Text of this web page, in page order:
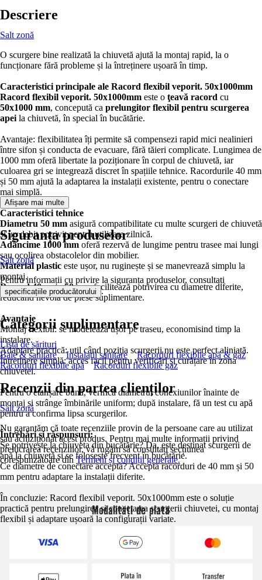
Descriere
Salt zonă
O scurgere bine realizată la chiuvetă ajută la montaj rapid, la o
funcționare fără probleme și la întreținere ușoară în timp.
Caracteristici principale ale Racord flexibil veporit. 50x1000mm
Racord flexibil veporit. 50x1000mm este o ţeavă racord cu
50x1000 mm, concepută ca prelungitor flexibil pentru scurgerea
apei la chiuvetă, în special în bucătărie.
Avantaje: flexibilitatea îți permite să compensezi rapid mici nealinieri
între sifon și conducta de evacuare, fără tăieri complicate. Lungimea de
1000 mm oferă libertate la poziționare în corpul de chiuvetă, iar
culoarea gri se integrează discret în spațiile tehnice. Racordurile 40 mm
și 50 mm ajută la adaptarea la instalații existente, pentru o conectare
mai simplă.
Caracteristici tehnice
Diametru 50 mm asigură compatibilitate cu multe scurgeri de chiuvetă
și un debit potrivit pentru utilizare zilnică.
Adâncime 1000 mm oferă rezervă de lungime pentru trasee mai lungi
sau ocolirea obstacolelor din mobilier.
Material plastic este ușor, nu ruginește și se manevrează simplu la
montaj.
Racord 40 mm; 50 mmfacilitează potrivirea cu diametre diferite,
reducând nevoia de piese suplimentare.
Avantaje
Montaj flexibil: se modelează ușor pe traseu, economisind timp la
instalare.
Adaptare practică: util când poziția scurgerii nu este perfect aliniată.
Întreținere simplă: acces facil pentru verificări și curățare în zona
chiuvetei.
Pentru o etanșare bună, verifică diametrul conexiunilor înainte de
montaj și strânge îmbinările uniform; după instalare, fă un test cu apă
pentru a confirma lipsa scurgerilor.
Întrebări și răspunsuri:
Se potrivește la chiuveta din bucătărie? Da, este destinat scurgerii de
apă la chiuvetă și se folosește frecvent în bucătărie.
Ce diametre de conectare acceptă? Acceptă racorduri de 40 mm și 50
mm pentru adaptare la instalații diferite.
În concluzie: Racord flexibil veporit. 50x1000mm este o soluție
practică pentru prelungirea și conectarea scurgerii chiuvetei, cu montaj
flexibil și adaptare ușoară la configurații variate.
Afișare mai multe
Siguranța produselor
Salt zonă
Pentru informații cu privire la siguranța produselor, consultați
specificațiile producătorului .
Categorii suplimentare
Lista de sărituri
Baie & sanitare
Instalaţii sanitare
Racorduri flexibile apă & gaz
Racorduri flexibile apă
Racorduri flexibile gaz
Recenzii din partea clienților
Salt zonă
Nu garantăm că toate recenziile provin de la persoane care au utilizat
sau achiziționat acest produs. Pentru mai multe informații privind
prelucrarea recenziilor, vă rugăm să consultați secțiunea
corespunzătoare dinTermeni și condiții generale.
Modalități de plată